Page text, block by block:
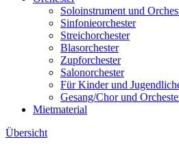
Soloinstrument und
Sinfonieorchester
Streichorchester
Blasorchester
Zupforchester
Salonorchester
Für Kinder und
Gesang/Chor und
Mietmaterial
Übersicht